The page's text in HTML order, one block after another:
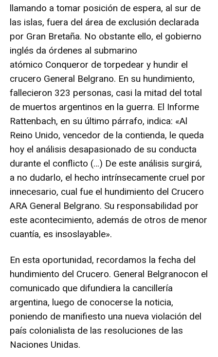
llamando a tomar posición de espera, al sur de
las islas, fuera del área de exclusión declarada
por Gran Bretaña. No obstante ello, el gobierno
inglés da órdenes al submarino
atómico Conqueror de torpedear y hundir el
crucero General Belgrano. En su hundimiento,
fallecieron 323 personas, casi la mitad del total
de muertos argentinos en la guerra. El Informe
Rattenbach, en su último párrafo, indica: «Al
Reino Unido, vencedor de la contienda, le queda
hoy el análisis desapasionado de su conducta
durante el conflicto (…) De este análisis surgirá,
a no dudarlo, el hecho intrínsecamente cruel por
innecesario, cual fue el hundimiento del Crucero
ARA General Belgrano. Su responsabilidad por
este acontecimiento, además de otros de menor
cuantía, es insoslayable».
En esta oportunidad, recordamos la fecha del
hundimiento del Crucero. General Belgranocon el
comunicado que difundiera la cancillería
argentina, luego de conocerse la noticia,
poniendo de manifiesto una nueva violación del
país colonialista de las resoluciones de las
Naciones Unidas.